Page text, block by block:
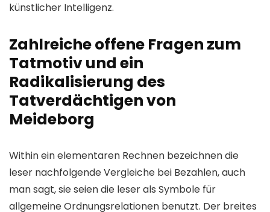
künstlicher Intelligenz.
Zahlreiche offene Fragen zum
Tatmotiv und ein
Radikalisierung des
Tatverdächtigen von
Meideborg
Within ein elementaren Rechnen bezeichnen die
leser nachfolgende Vergleiche bei Bezahlen, auch
man sagt, sie seien die leser als Symbole für
allgemeine Ordnungsrelationen benutzt. Der breites